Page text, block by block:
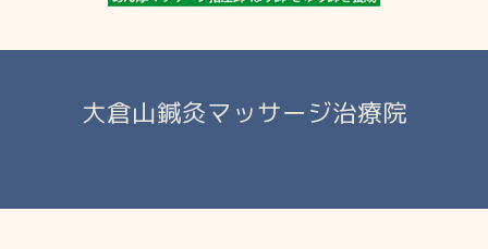
大倉山鍼灸マッサージ治療院